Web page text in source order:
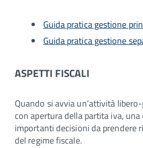
Guida pratica gestione
Guida pratica gestione
ASPETTI FISCALI
Quando si avvia un’attività
con apertura della partita iva,
importanti decisioni da prendere
del regime fiscale.